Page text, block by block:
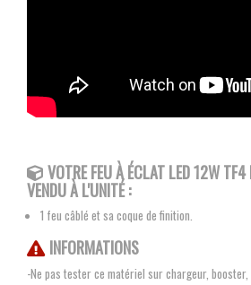
VOTRE FEU À ÉCLAT LED 12W TF4
VENDU À L'UNITÉ :
1 feu câblé et sa coque de finition.
INFORMATIONS
-Ne pas tester ce matériel sur chargeur,